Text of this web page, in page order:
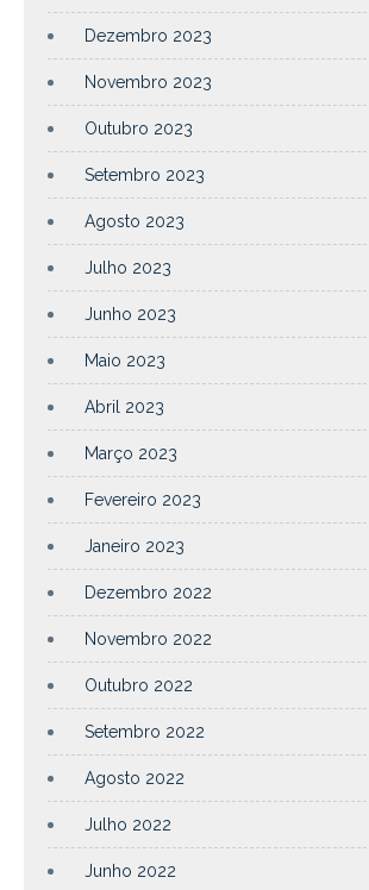
Dezembro 2023
Novembro 2023
Outubro 2023
Setembro 2023
Agosto 2023
Julho 2023
Junho 2023
Maio 2023
Abril 2023
Março 2023
Fevereiro 2023
Janeiro 2023
Dezembro 2022
Novembro 2022
Outubro 2022
Setembro 2022
Agosto 2022
Julho 2022
Junho 2022